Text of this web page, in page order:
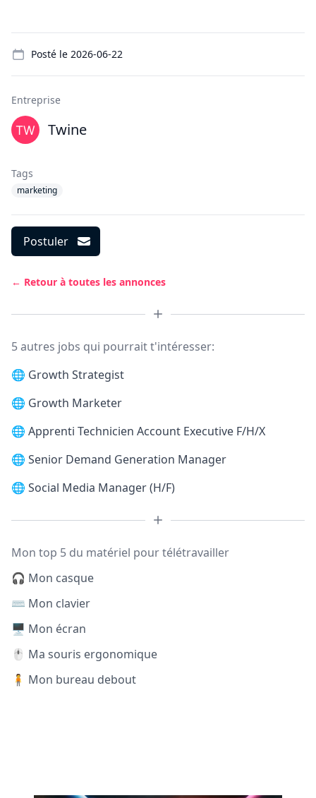
Posté le 2026-06-22
Entreprise
Twine
Tags
marketing
Postuler
← Retour à toutes les annonces
5 autres jobs qui pourrait t'intéresser:
🌐 Growth Strategist
🌐 Growth Marketer
🌐 Apprenti Technicien Account Executive F/H/X
🌐 Senior Demand Generation Manager
🌐 Social Media Manager (H/F)
Mon top 5 du matériel pour télétravailler
🎧 Mon casque
⌨️ Mon clavier
🖥️ Mon écran
🖱️ Ma souris ergonomique
🧍 Mon bureau debout